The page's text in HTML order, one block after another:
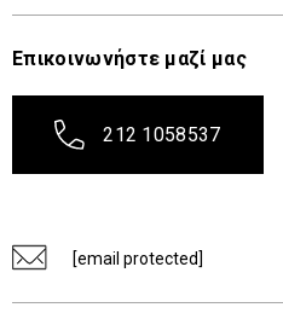
Επικοινωνήστε μαζί μας
212 1058537
[email protected]